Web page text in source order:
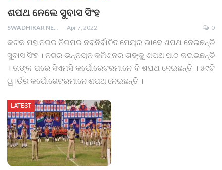
ଶପଥ ନେଲେ ସୁବାସ ସିଂହ
SWADHIKAR NEWS Apr 7, 2022 0
କଟକ ମହାନଗର ନିଗମର ନବନିର୍ବାଚିତ ମେୟର ଭାବେ ଶପଥ ନେଇଛନ୍ତି
ସୁବାସ ସିଂହ । ନଗର ଉନ୍ନୟନ କମିଶନର ତାଙ୍କୁ ଶପଥ ପାଠ କରାଇଛନ୍ତି
। ତାଙ୍କ ପରେ ସିଏମସି କର୍ପୋରେଟରମାନେ ବି ଶପଥ ନେଇଛନ୍ତି । ୫୯ଟି
ୱ।ର୍ଡର କର୍ପୋରେଟରମାନେ ଶପଥ ନେଇଛନ୍ତି ।
LATEST